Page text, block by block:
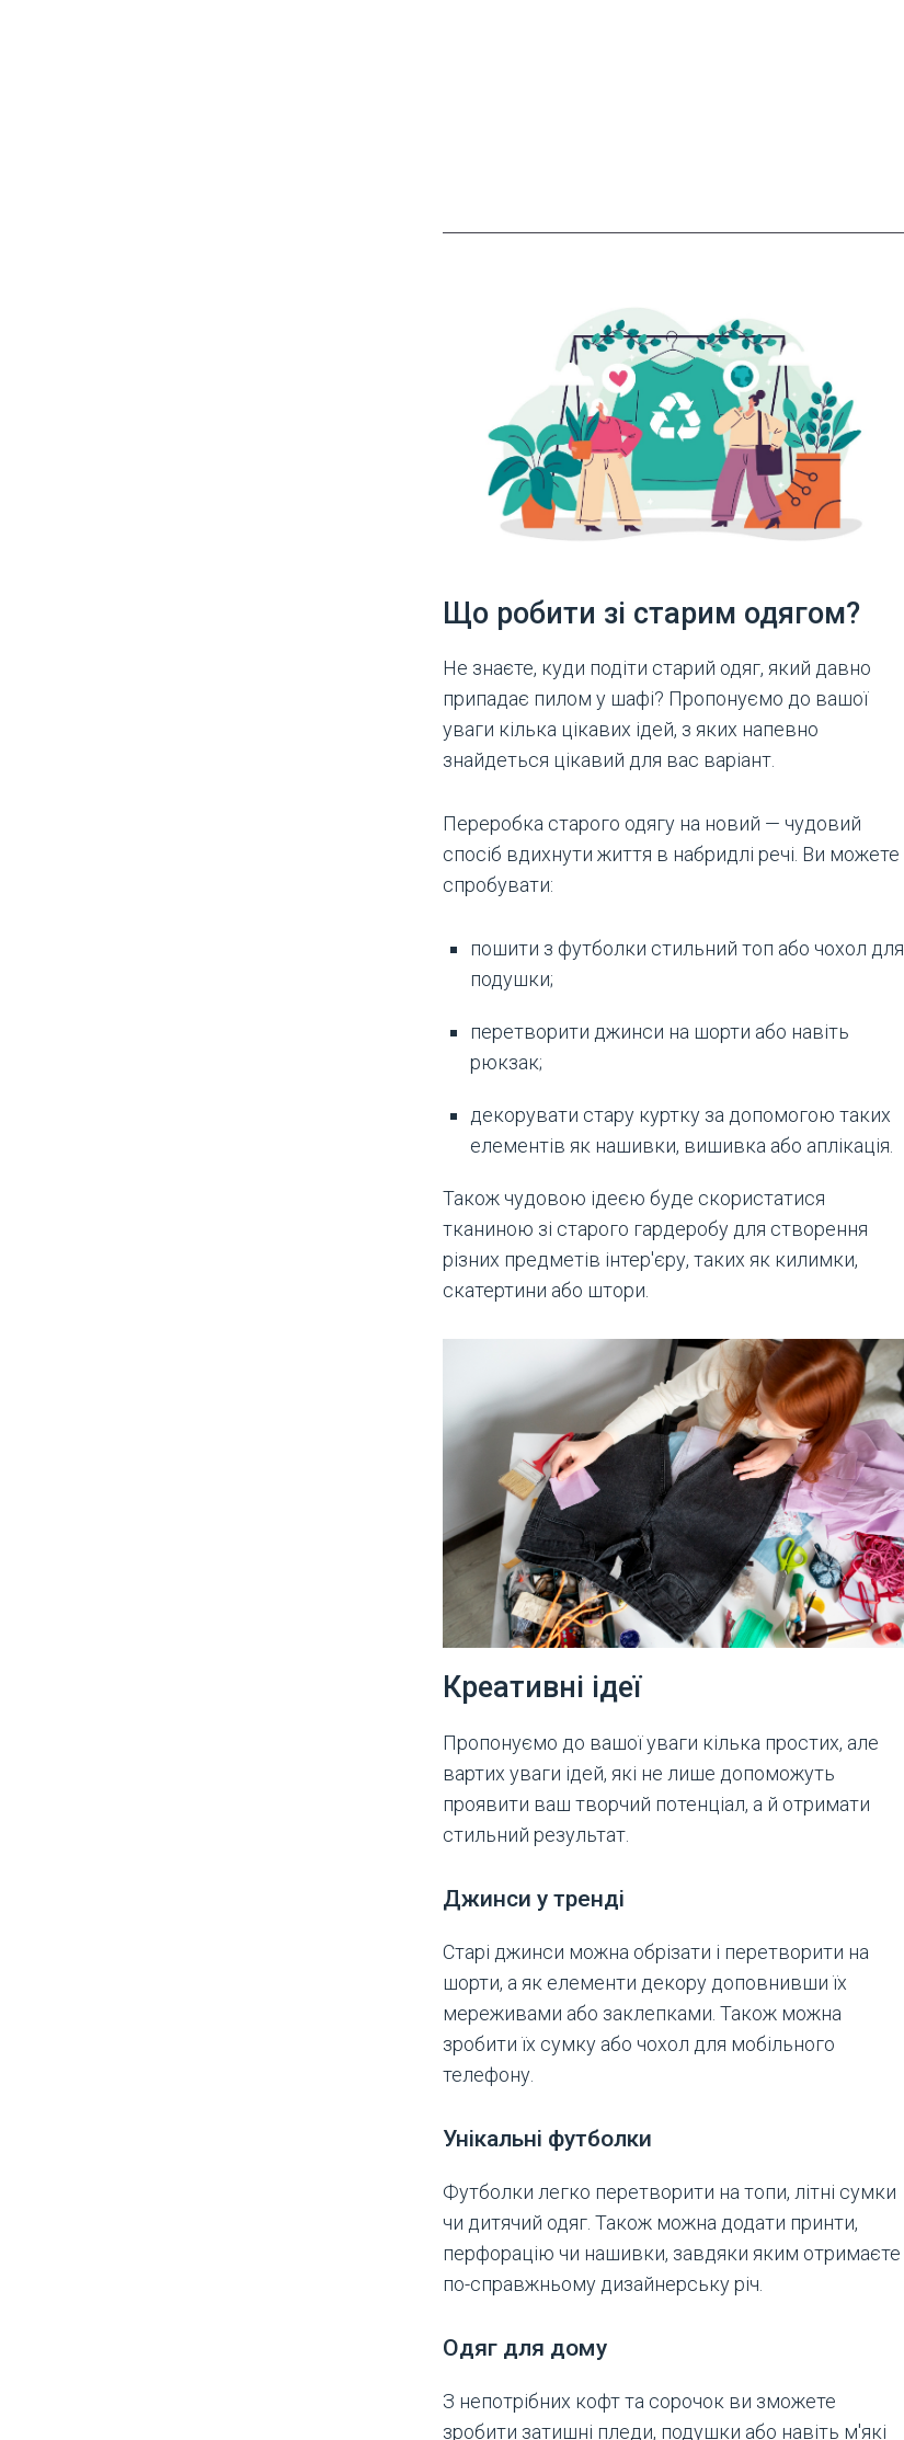
Що робити зі старим одягом?
Не знаєте, куди подіти старий одяг, який давно
припадає пилом у шафі? Пропонуємо до вашої
уваги кілька цікавих ідей, з яких напевно
знайдеться цікавий для вас варіант.
Переробка старого одягу на новий — чудовий
спосіб вдихнути життя в набридлі речі. Ви можете
спробувати:
пошити з футболки стильний топ або чохол для
подушки;
перетворити джинси на шорти або навіть
рюкзак;
декорувати стару куртку за допомогою таких
елементів як нашивки, вишивка або аплікація.
Також чудовою ідеєю буде скористатися
тканиною зі старого гардеробу для створення
різних предметів інтер'єру, таких як килимки,
скатертини або штори.
Креативні ідеї
Пропонуємо до вашої уваги кілька простих, але
вартих уваги ідей, які не лише допоможуть
проявити ваш творчий потенціал, а й отримати
стильний результат.
Джинси у тренді
Старі джинси можна обрізати і перетворити на
шорти, а як елементи декору доповнивши їх
мереживами або заклепками. Також можна
зробити їх сумку або чохол для мобільного
телефону.
Унікальні футболки
Футболки легко перетворити на топи, літні сумки
чи дитячий одяг. Також можна додати принти,
перфорацію чи нашивки, завдяки яким отримаєте
по-справжньому дизайнерську річ.
Одяг для дому
З непотрібних кофт та сорочок ви зможете
зробити затишні пледи, подушки або навіть м'які